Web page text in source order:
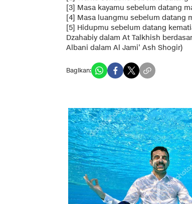
[3] Masa kayamu sebelum datang
[4] Masa luangmu sebelum datang
[5] Hidupmu sebelum datang
Dzahabiy dalam At Talkhish
Albani dalam Al Jami’ Ash Shogir)
Bagikan: